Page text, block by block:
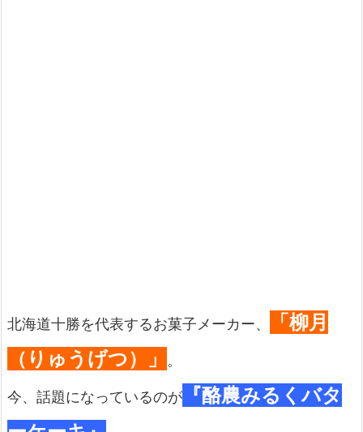
北海道十勝を代表するお菓子メーカー、
「柳月
（りゅうげつ）」
。
今、話題になっているのが
『酪農みるくバタ